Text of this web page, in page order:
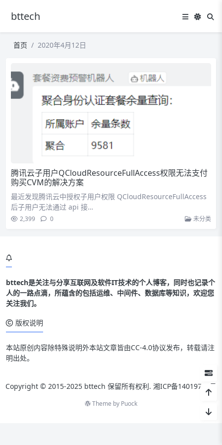
bttech
首页 2020年4月12日
腾讯云子用户QCloudResourceFullAccess权限无法支付
购买CVM的解决方案
最近发现腾讯云中授权子用户权限 QCloudResourceFullAccess
后子用户无法通过 api 接…
2,399 0 未分类
bttech是关注与分享互联网及软件IT技术的个人博客，同时也记录个
人的一路点滴，所蕴含的包括运维、中间件、数据库等知识，欢迎您
关注我们。
版权说明
本站原创内容除特殊说明外本站文章皆由CC-4.0协议发布，转载请注
明出处。
Copyright © 2015-2025 bttech 保留所有权利. 湘ICP备14019712号
Theme by Puock